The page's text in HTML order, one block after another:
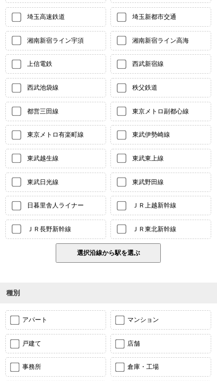
埼玉高速鉄道 埼玉新都市交通
湘南新宿ライン宇須 湘南新宿ライン高海
上信電鉄 西武新宿線
西武池袋線 秩父鉄道
都営三田線 東京メトロ副都心線
東京メトロ有楽町線 東武伊勢崎線
東武越生線 東武東上線
東武日光線 東武野田線
日暮里舎人ライナー ＪＲ上越新幹線
ＪＲ長野新幹線 ＪＲ東北新幹線
種別
アパート マンション
戸建て 店舗
事務所 倉庫・工場